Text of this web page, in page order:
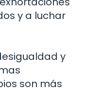
y a luchar
y
son más